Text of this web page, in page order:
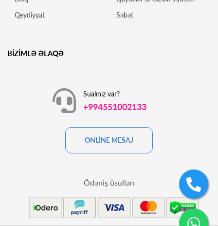
Qeydiyyat
Səbət
BİZİMLƏ ƏLAQƏ
Sualınız var?
+994551002133
ONLİNE MESAJ
Ödəniş üsulları